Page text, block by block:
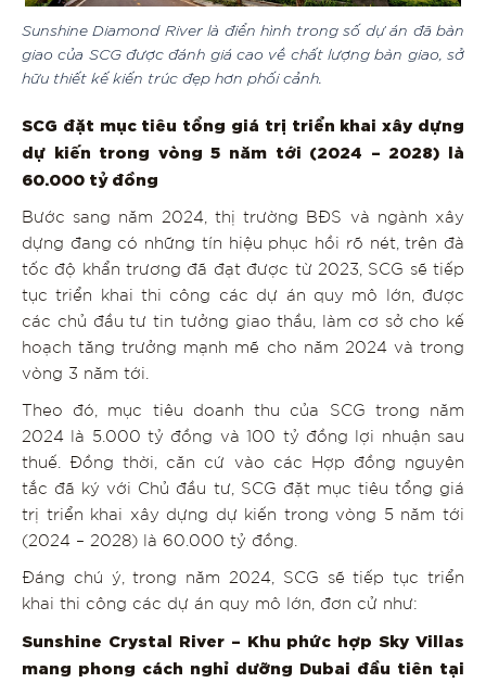
Sunshine Diamond River là điển hình trong số dự án đã bàn
giao của SCG được đánh giá cao về chất lượng bàn giao, sở
hữu thiết kế kiến trúc đẹp hơn phối cảnh.
SCG đặt mục tiêu tổng giá trị triển khai xây dựng
dự kiến trong vòng 5 năm tới (2024 – 2028) là
60.000 tỷ đồng
Bước sang năm 2024, thị trường BĐS và ngành xây
dựng đang có những tín hiệu phục hồi rõ nét, trên đà
tốc độ khẩn trương đã đạt được từ 2023, SCG sẽ tiếp
tục triển khai thi công các dự án quy mô lớn, được
các chủ đầu tư tin tưởng giao thầu, làm cơ sở cho kế
hoạch tăng trưởng mạnh mẽ cho năm 2024 và trong
vòng 3 năm tới.
Theo đó, mục tiêu doanh thu của SCG trong năm
2024 là 5.000 tỷ đồng và 100 tỷ đồng lợi nhuận sau
thuế. Đồng thời, căn cứ vào các Hợp đồng nguyên
tắc đã ký với Chủ đầu tư, SCG đặt mục tiêu tổng giá
trị triển khai xây dựng dự kiến trong vòng 5 năm tới
(2024 – 2028) là 60.000 tỷ đồng.
Đáng chú ý, trong năm 2024, SCG sẽ tiếp tục triển
khai thi công các dự án quy mô lớn, đơn cử như:
Sunshine Crystal River – Khu phức hợp Sky Villas
mang phong cách nghỉ dưỡng Dubai đầu tiên tại